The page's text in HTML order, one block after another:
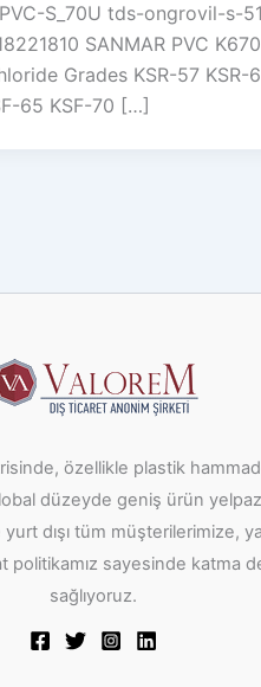
S_70U tds-ongrovil-s-
SANMAR PVC
Grades KSR-57 KSR-
65 KSF-70 […]
özellikle plastik
düzeyde geniş ürün
dışı tüm müşterilerimize,
politikamız sayesinde katma
sağlıyoruz.